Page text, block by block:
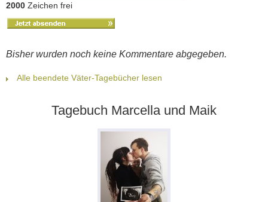
2000 Zeichen frei
Bisher wurden noch keine Kommentare abgegeben.
Alle beendete Väter-Tagebücher lesen
Tagebuch Marcella und Maik